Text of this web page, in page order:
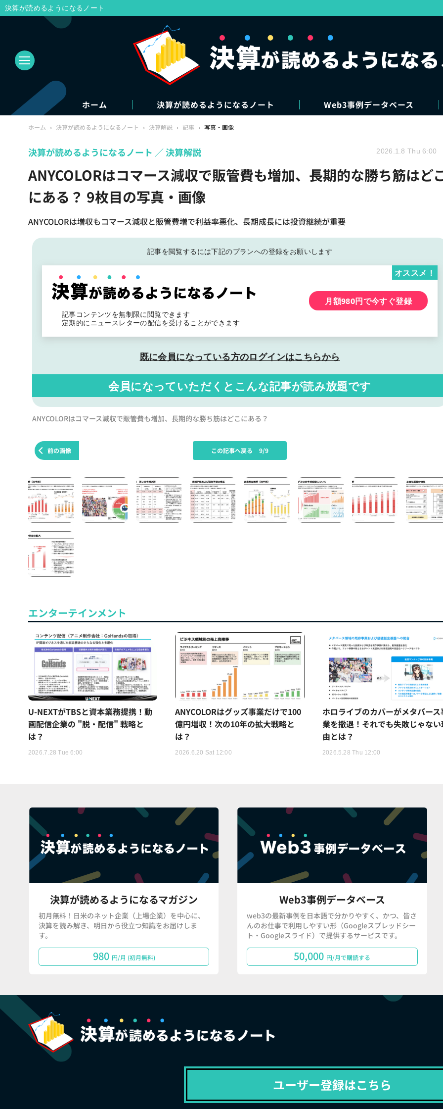
ホーム 決算が読めるようになるノート Web3事例データベース
ホーム › 決算が読めるようになるノート › 決算解説 › 記事 › 写真・画像
ANYCOLORはコマース減収で販管費も増加、長期的な勝ち筋はど
にある？ 9枚目の写真・画像
ANYCOLORは増収もコマース減収と販管費増で利益率悪化、長期成長には投資継続が重要
決算が読めるようになるノート 決算解説 2026.1.8 Thu 6:00
記事を閲覧するには下記のプランへの登録をお願いします
記事コンテンツを無制限に閲覧できます
定期的にニュースレターの配信を受けることができます
オススメ！
月額980円で今すぐ登録
既に会員になっている方のログインはこちらから
会員になっていただくと こんな記事が読み放題です
ANYCOLORはコマース減収で販管費も増加、長期的な勝ち筋はどこにある？
前の画像 この記事へ戻る 9/9
エンターテインメント
U-NEXTがTBSと資本業務提携！動
画配信企業の "脱・配信" 戦略と
は？
2026.7.28 Tue 6:00
ANYCOLORはグッズ事業だけで100
億円増収！次の10年の拡大戦略と
は？
2026.6.20 Sat 12:00
ホロライブのカバーがメタバース
業を撤退！それでも失敗じゃな
由とは？
2026.5.28 Thu 12:00
決算が読めるようになるマガジン
初月無料！日米のネット企業（上場企業）を中心に、
決算を読み解き、明日から役立つ知識をお届けしま
す。
980 円/月 (初月無料)
Web3事例データベース
web3の最新事例を日本語で分かりやすく、かつ、皆さ
んのお仕事で利用しやすい形（Googleスプレッドシー
ト・Googleスライド）で提供するサービスです。
50,000 円/月で購読する
ユーザー登録はこちら
決算が読めるようになるノート